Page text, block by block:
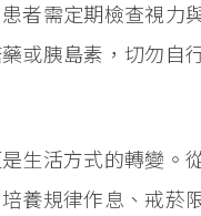
者需定期檢查視力
或胰島素，切勿自
生活方式的轉變。
養規律作息、戒菸